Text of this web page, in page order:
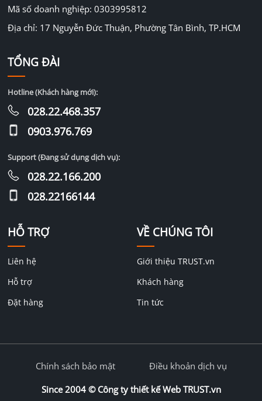
Mã số doanh nghiệp: 0303995812
Địa chỉ: 17 Nguyễn Đức Thuận, Phường Tân Bình, TP.HCM
HỖ TRỢ
Liên hệ
Hỗ trợ
Đặt hàng
VỀ CHÚNG TÔI
Giới thiệu TRUST.vn
Khách hàng
Tin tức
TỔNG ĐÀI
Hotline (Khách hàng mới):
028.22.468.357
0903.976.769
Support (Đang sử dụng dịch vụ):
028.22.166.200
028.22166144
Since 2004 © Công ty thiết kế Web TRUST.vn
Chính sách bảo mật Điều khoản dịch vụ